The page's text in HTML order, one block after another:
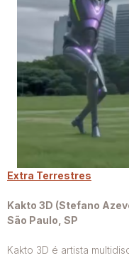
Extra Terrestres
Kakto 3D (Stefano
São Paulo, SP
Kakto 3D é artista